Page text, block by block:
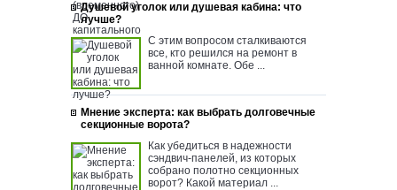
Душевой уголок или душевая кабина: что
лучше?
С этим вопросом сталкиваются
все, кто решился на ремонт в
ванной комнате. Обе ...
Мнение эксперта: как выбрать долговечные
секционные ворота?
Как убедиться в надежности
сэндвич-панелей, из которых
собрано полотно секционных
ворот? Какой материал ...